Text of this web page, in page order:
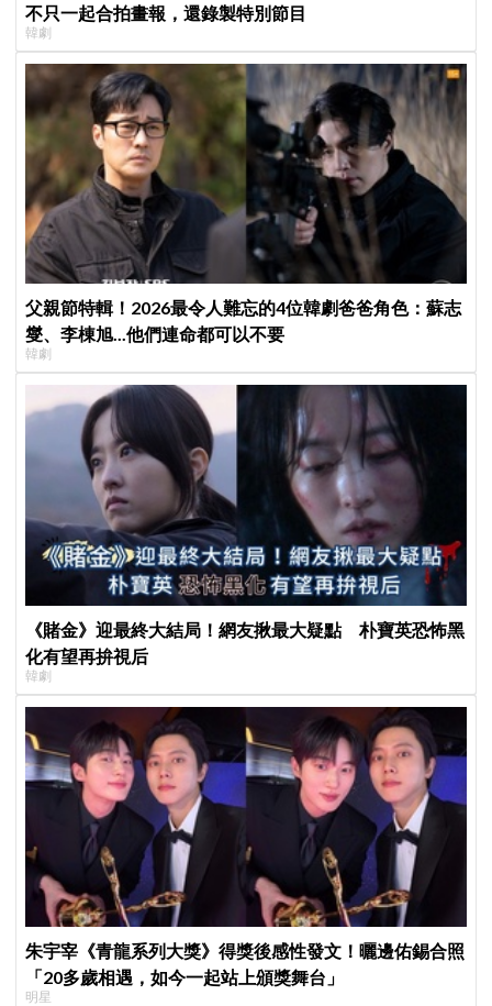
不只一起合拍畫報，還錄製特別節目
韓劇
父親節特輯！2026最令人難忘的4位韓劇爸爸角色：蘇志
燮、李棟旭...他們連命都可以不要
韓劇
《賭金》迎最終大結局！網友揪最大疑點 朴寶英恐怖黑
化有望再拚視后
韓劇
朱宇宰《青龍系列大獎》得獎後感性發文！曬邊佑錫合照
「20多歲相遇，如今一起站上頒獎舞台」
明星